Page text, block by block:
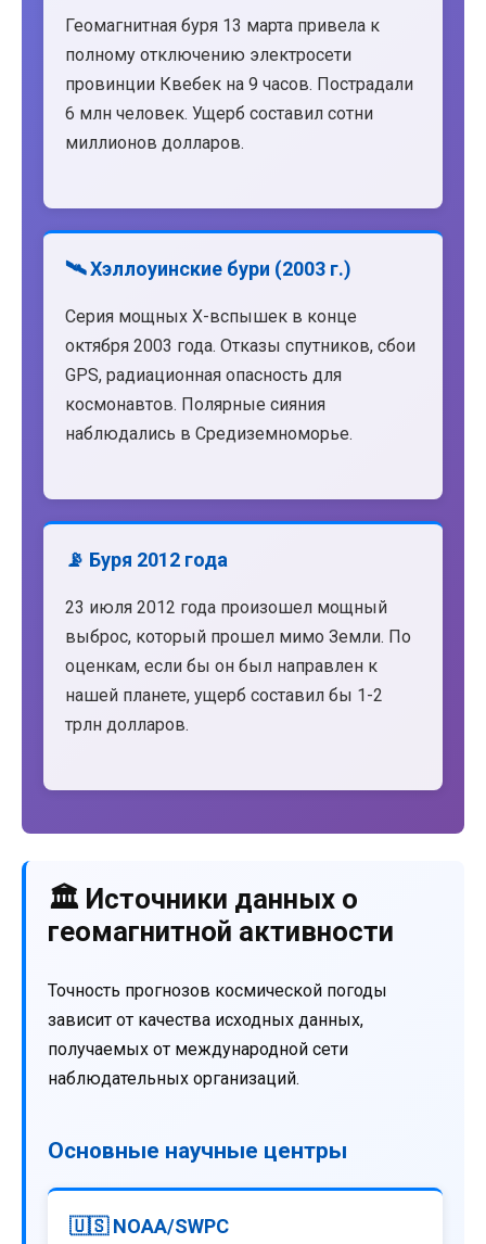
Геомагнитная буря 13 марта привела к
полному отключению электросети
провинции Квебек на 9 часов. Пострадали
6 млн человек. Ущерб составил сотни
миллионов долларов.
🛰️ Хэллоуинские бури (2003 г.)
Серия мощных X-вспышек в конце
октября 2003 года. Отказы спутников, сбои
GPS, радиационная опасность для
космонавтов. Полярные сияния
наблюдались в Средиземноморье.
📡 Буря 2012 года
23 июля 2012 года произошел мощный
выброс, который прошел мимо Земли. По
оценкам, если бы он был направлен к
нашей планете, ущерб составил бы 1-2
трлн долларов.
🏛️ Источники данных о
геомагнитной активности
Точность прогнозов космической погоды
зависит от качества исходных данных,
получаемых от международной сети
наблюдательных организаций.
Основные научные центры
🇺🇸 NOAA/SWPC